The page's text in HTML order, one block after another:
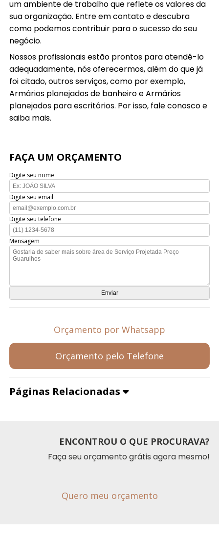
um ambiente de trabalho que reflete os valores da
sua organização. Entre em contato e descubra
como podemos contribuir para o sucesso do seu
negócio.
Nossos profissionais estão prontos para atendê-lo
adequadamente, nós oferecermos, além do que já
foi citado, outros serviços, como por exemplo,
Armários planejados de banheiro e Armários
planejados para escritórios. Por isso, fale conosco e
saiba mais.
FAÇA UM ORÇAMENTO
Digite seu nome
Digite seu email
Digite seu telefone
Mensagem
Orçamento por Whatsapp
Orçamento pelo Telefone
Páginas Relacionadas
ENCONTROU O QUE PROCURAVA?
Faça seu orçamento grátis agora mesmo!
Quero meu orçamento